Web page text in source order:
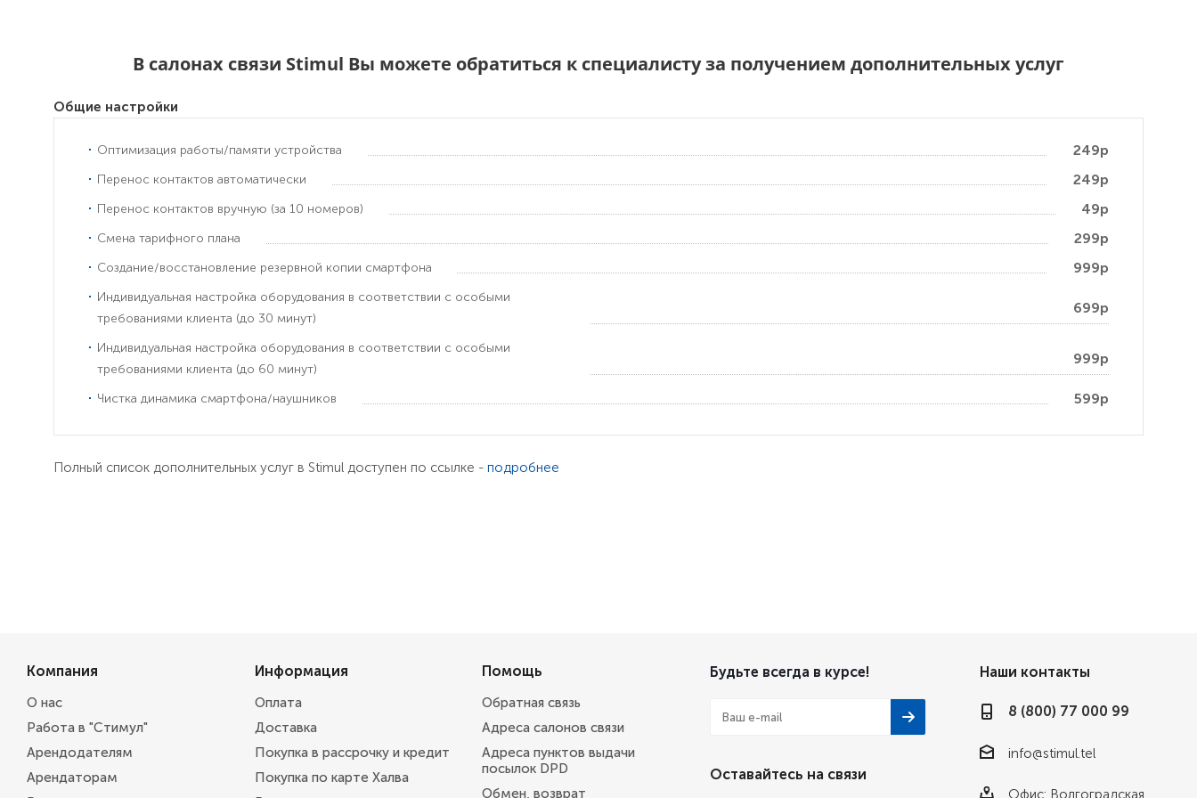
В салонах связи Stimul Вы можете обратиться к специалисту за получением дополнительных услуг
Общие настройки
Оптимизация работы/памяти устройства 249р
Перенос контактов автоматически 249р
Перенос контактов вручную (за 10 номеров) 49р
Смена тарифного плана 299р
Создание/восстановление резервной копии смартфона 999р
Индивидуальная настройка оборудования в соответствии с особыми
требованиями клиента (до 30 минут)
699р
Индивидуальная настройка оборудования в соответствии с особыми
требованиями клиента (до 60 минут)
999р
Чистка динамика смартфона/наушников 599р
Полный список дополнительных услуг в Stimul доступен по ссылке - подробнее
Компания
О нас
Работа в "Стимул"
Арендодателям
Арендаторам
Информация
Оплата
Доставка
Покупка в рассрочку и кредит
Покупка по карте Халва
Помощь
Обратная связь
Адреса салонов связи
Адреса пунктов выдачи
посылок DPD
Обмен, возврат
Будьте всегда в курсе!
Оставайтесь на связи
Наши контакты
8 (800) 77 000 99
info@stimul.tel
Офис: Волгоградская